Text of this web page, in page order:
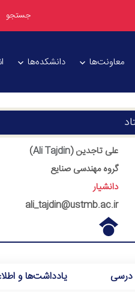
جستجو
معاونت‌ها دانشکده‌ها
علی تاجدین (Ali Tajdin
)
گروه مهندسی صنایع
دانشیار
ali_tajdin@ustmb.ac.ir
درسی یادداشت‌ها و